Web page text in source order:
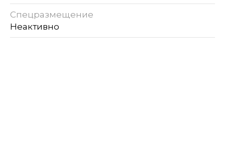
Спецразмещение
Неактивно